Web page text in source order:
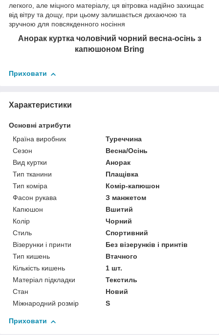
Анорак куртка чоловічий чорний весна-осінь з
капюшоном Bring
легкого, але міцного матеріалу, ця вітровка надійно захищає
від вітру та дощу, при цьому залишається дихаючою та
зручною для повсякденного носіння
Приховати
Характеристики
Основні атрибути
Країна виробник
Туреччина
Сезон
Весна/Осінь
Вид куртки
Анорак
Тип тканини
Плащівка
Тип коміра
Комір-капюшон
Фасон рукава
З манжетом
Капюшон
Вшитий
Колір
Чорний
Стиль
Спортивний
Візерунки і принти
Без візерунків і принтів
Тип кишень
Втачного
Кількість кишень
1 шт.
Матеріал підкладки
Текстиль
Стан
Новий
Міжнародний розмір
S
Приховати